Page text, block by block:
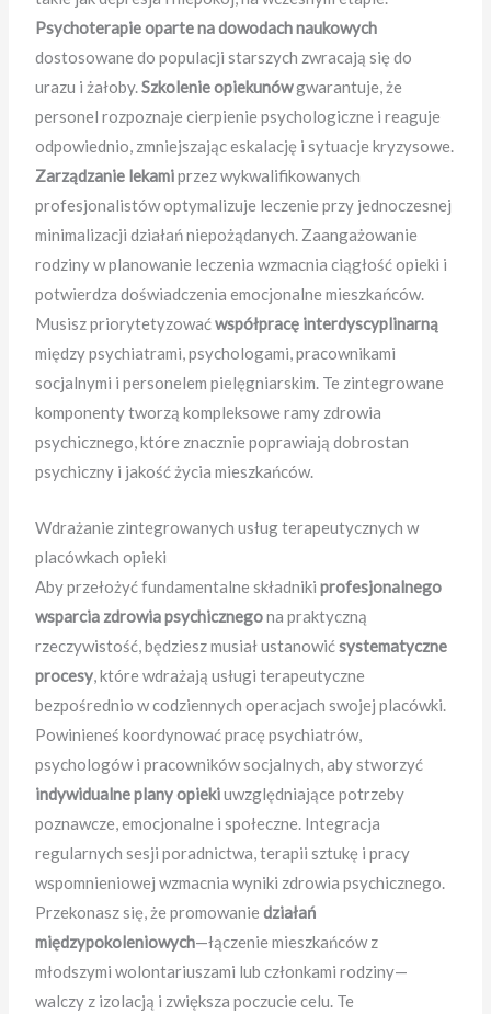
Psychoterapie oparte na dowodach naukowych
dostosowane do populacji starszych zwracają się do
urazu i żałoby.Szkolenie opiekunówgwarantuje, że
personel rozpoznaje cierpienie psychologiczne i reaguje
odpowiednio, zmniejszając eskalację i sytuacje kryzysowe.
Zarządzanie lekamiprzez wykwalifikowanych
profesjonalistów optymalizuje leczenie przy jednoczesnej
minimalizacji działań niepożądanych. Zaangażowanie
rodziny w planowanie leczenia wzmacnia ciągłość opieki i
potwierdza doświadczenia emocjonalne mieszkańców.
Musisz priorytetyzowaćwspółpracę interdyscyplinarną
między psychiatrami, psychologami, pracownikami
socjalnymi i personelem pielęgniarskim. Te zintegrowane
komponenty tworzą kompleksowe ramy zdrowia
psychicznego, które znacznie poprawiają dobrostan
psychiczny i jakość życia mieszkańców.
Wdrażanie zintegrowanych usług terapeutycznych w
placówkach opieki
Aby przełożyć fundamentalne składnikiprofesjonalnego
wsparcia zdrowia psychicznegona praktyczną
rzeczywistość, będziesz musiał ustanowićsystematyczne
procesy, które wdrażają usługi terapeutyczne
bezpośrednio w codziennych operacjach swojej placówki.
Powinieneś koordynować pracę psychiatrów,
psychologów i pracowników socjalnych, aby stworzyć
indywidualne plany opiekiuwzględniające potrzeby
poznawcze, emocjonalne i społeczne. Integracja
regularnych sesji poradnictwa, terapii sztukę i pracy
wspomnieniowej wzmacnia wyniki zdrowia psychicznego.
Przekonasz się, że promowaniedziałań
międzypokoleniowych—łączenie mieszkańców z
młodszymi wolontariuszami lub członkami rodziny—
walczy z izolacją i zwiększa poczucie celu. Te